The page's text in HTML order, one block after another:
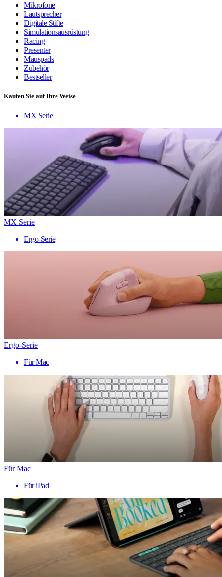
Mikrofone
Lautsprecher
Digitale Stifte
Simulationsausrüstung
Racing
Presenter
Mauspads
Zubehör
Bestseller
Kaufen Sie auf Ihre Weise
MX Serie
MX Serie
Ergo-Serie
Ergo-Serie
Für Mac
Für Mac
Für iPad